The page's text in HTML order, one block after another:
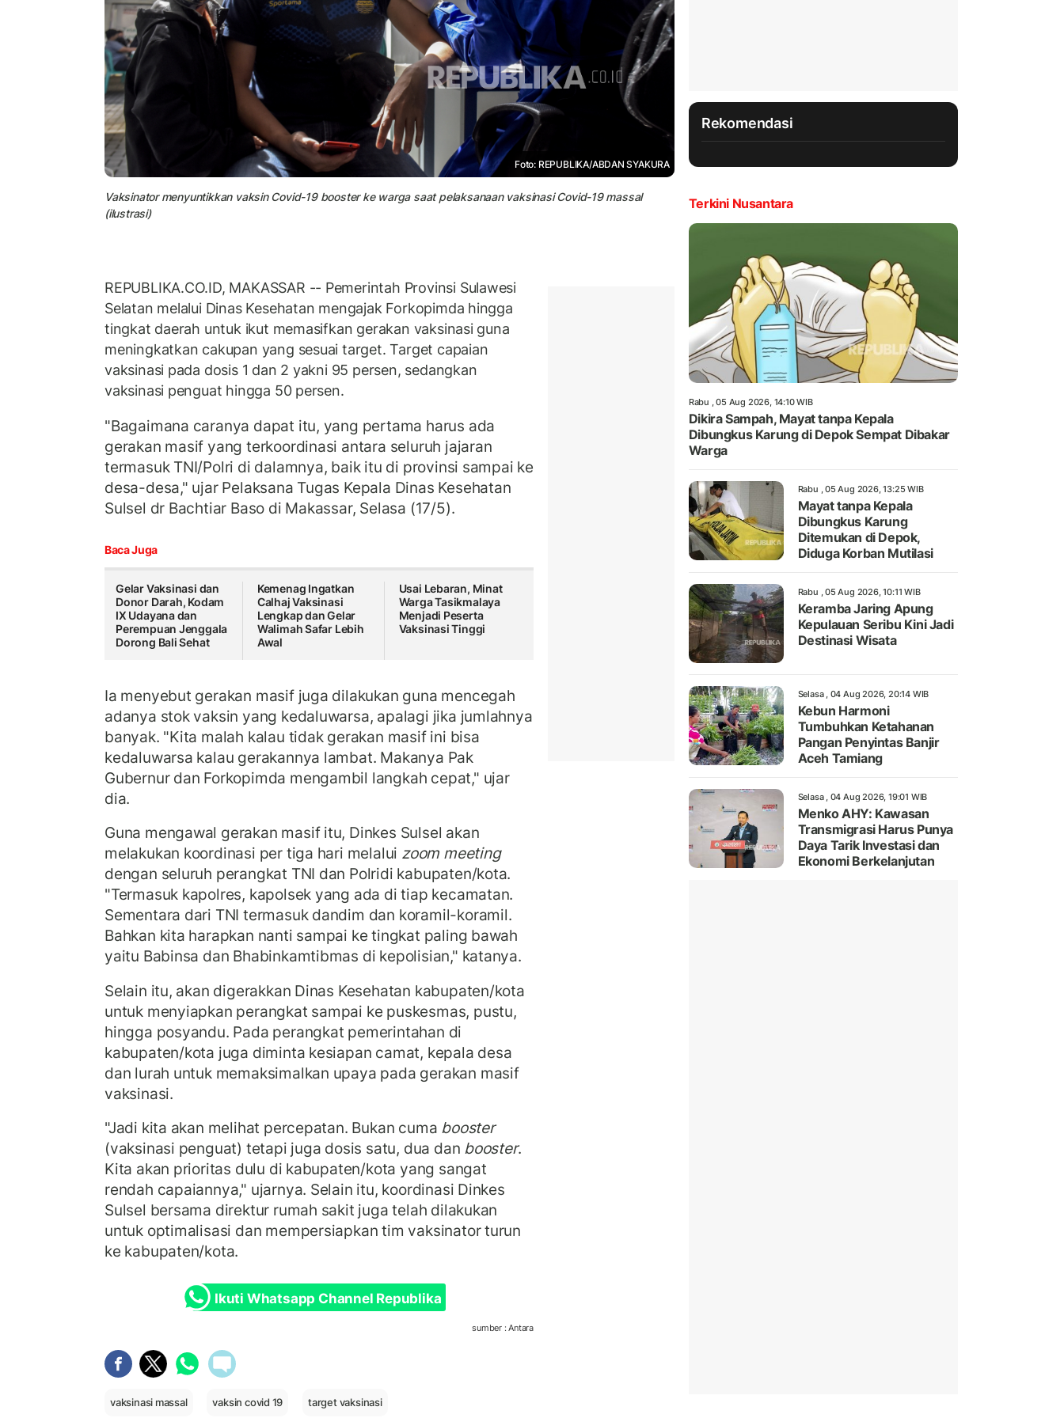
Foto: REPUBLIKA/ABDAN SYAKURA
Vaksinator menyuntikkan vaksin Covid-19 booster ke warga saat pelaksanaan vaksinasi Covid-19 massal
(ilustrasi)
REPUBLIKA.CO.ID, MAKASSAR -- Pemerintah Provinsi Sulawesi
Selatan melalui Dinas Kesehatan mengajak Forkopimda hingga
tingkat daerah untuk ikut memasifkan gerakan vaksinasi guna
meningkatkan cakupan yang sesuai target. Target capaian
vaksinasi pada dosis 1 dan 2 yakni 95 persen, sedangkan
vaksinasi penguat hingga 50 persen.
"Bagaimana caranya dapat itu, yang pertama harus ada
gerakan masif yang terkoordinasi antara seluruh jajaran
termasuk TNI/Polri di dalamnya, baik itu di provinsi sampai ke
desa-desa," ujar Pelaksana Tugas Kepala Dinas Kesehatan
Sulsel dr Bachtiar Baso di Makassar, Selasa (17/5).
Baca Juga
Gelar Vaksinasi dan
Donor Darah, Kodam
IX Udayana dan
Perempuan Jenggala
Dorong Bali Sehat
Kemenag Ingatkan
Calhaj Vaksinasi
Lengkap dan Gelar
Walimah Safar Lebih
Awal
Usai Lebaran, Minat
Warga Tasikmalaya
Menjadi Peserta
Vaksinasi Tinggi
Ia menyebut gerakan masif juga dilakukan guna mencegah
adanya stok vaksin yang kedaluwarsa, apalagi jika jumlahnya
banyak. "Kita malah kalau tidak gerakan masif ini bisa
kedaluwarsa kalau gerakannya lambat. Makanya Pak
Gubernur dan Forkopimda mengambil langkah cepat," ujar
dia.
Guna mengawal gerakan masif itu, Dinkes Sulsel akan
melakukan koordinasi per tiga hari melalui zoom meeting
dengan seluruh perangkat TNI dan Polridi kabupaten/kota.
"Termasuk kapolres, kapolsek yang ada di tiap kecamatan.
Sementara dari TNI termasuk dandim dan koramil-koramil.
Bahkan kita harapkan nanti sampai ke tingkat paling bawah
yaitu Babinsa dan Bhabinkamtibmas di kepolisian," katanya.
Selain itu, akan digerakkan Dinas Kesehatan kabupaten/kota
untuk menyiapkan perangkat sampai ke puskesmas, pustu,
hingga posyandu. Pada perangkat pemerintahan di
kabupaten/kota juga diminta kesiapan camat, kepala desa
dan lurah untuk memaksimalkan upaya pada gerakan masif
vaksinasi.
"Jadi kita akan melihat percepatan. Bukan cuma booster
(vaksinasi penguat) tetapi juga dosis satu, dua dan booster.
Kita akan prioritas dulu di kabupaten/kota yang sangat
rendah capaiannya," ujarnya. Selain itu, koordinasi Dinkes
Sulsel bersama direktur rumah sakit juga telah dilakukan
untuk optimalisasi dan mempersiapkan tim vaksinator turun
ke kabupaten/kota.
Ikuti Whatsapp Channel Republika
sumber : Antara
vaksinasi massal vaksin covid 19 target vaksinasi
Rekomendasi
Terkini Nusantara
Rabu , 05 Aug 2026, 14:10 WIB
Dikira Sampah, Mayat tanpa Kepala
Dibungkus Karung di Depok Sempat Dibakar
Warga
Rabu , 05 Aug 2026, 13:25 WIB
Mayat tanpa Kepala
Dibungkus Karung
Ditemukan di Depok,
Diduga Korban Mutilasi
Rabu , 05 Aug 2026, 10:11 WIB
Keramba Jaring Apung
Kepulauan Seribu Kini Jadi
Destinasi Wisata
Selasa , 04 Aug 2026, 20:14 WIB
Kebun Harmoni
Tumbuhkan Ketahanan
Pangan Penyintas Banjir
Aceh Tamiang
Selasa , 04 Aug 2026, 19:01 WIB
Menko AHY: Kawasan
Transmigrasi Harus Punya
Daya Tarik Investasi dan
Ekonomi Berkelanjutan